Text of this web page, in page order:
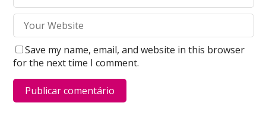
Save my name, email, and website in this browser
for the next time I comment.